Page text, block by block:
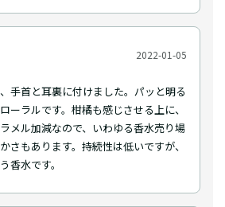
2022-01-05
手首と耳裏に付けました。パッと明る
ーラルです。柑橘も感じさせる上に、
メル加減なので、いわゆる香水売り場
さもあります。持続性は低いですが、
香水です。